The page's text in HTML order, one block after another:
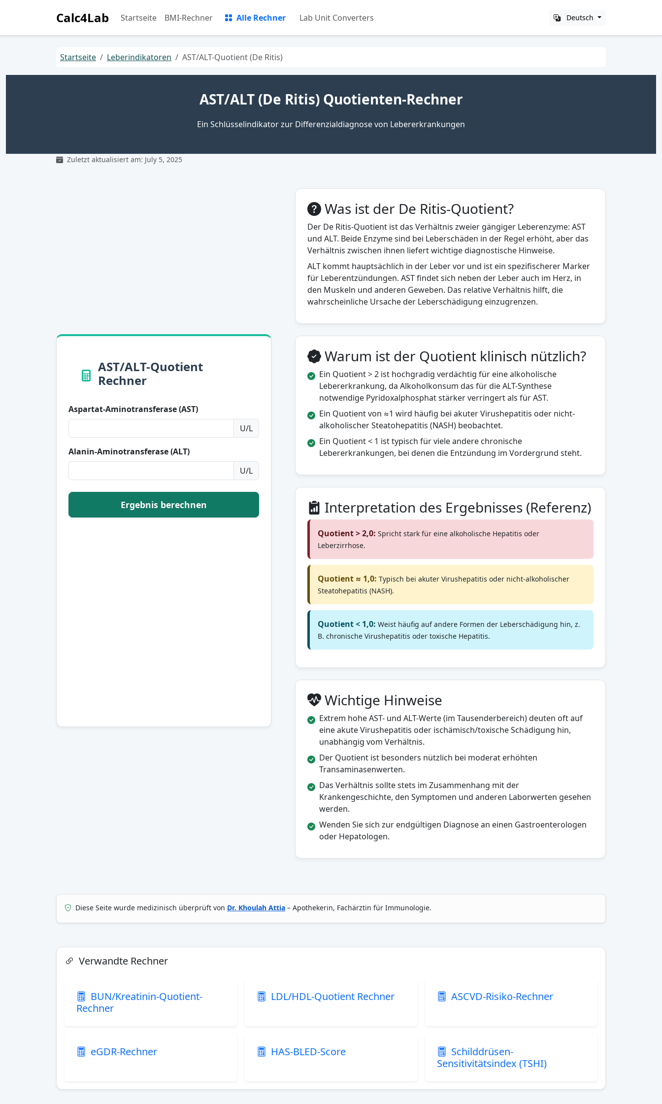
Calc4Lab Deutsch
Startseite BMI-Rechner Alle Rechner Lab Unit Converters
Startseite Leberindikatoren AST/ALT-Quotient (De Ritis)
AST/ALT (De Ritis) Quotienten-Rechner
Ein Schlüsselindikator zur Differenzialdiagnose von Lebererkrankungen
Zuletzt aktualisiert am: July 5, 2025
AST/ALT-Quotient
Rechner
Aspartat-Aminotransferase (AST)
U/L
Alanin-Aminotransferase (ALT)
U/L
Ergebnis berechnen
Was ist der De Ritis-Quotient?
Der De Ritis-Quotient ist das Verhältnis zweier gängiger Leberenzyme: AST
und ALT. Beide Enzyme sind bei Leberschäden in der Regel erhöht, aber das
Verhältnis zwischen ihnen liefert wichtige diagnostische Hinweise.
ALT kommt hauptsächlich in der Leber vor und ist ein spezifischerer Marker
für Leberentzündungen. AST findet sich neben der Leber auch im Herz, in
den Muskeln und anderen Geweben. Das relative Verhältnis hilft, die
wahrscheinliche Ursache der Leberschädigung einzugrenzen.
Warum ist der Quotient klinisch nützlich?
Ein Quotient > 2 ist hochgradig verdächtig für eine alkoholische
Lebererkrankung, da Alkoholkonsum das für die ALT-Synthese
notwendige Pyridoxalphosphat stärker verringert als für AST.
Ein Quotient von ≈1 wird häufig bei akuter Virushepatitis oder nicht-
alkoholischer Steatohepatitis (NASH) beobachtet.
Ein Quotient < 1 ist typisch für viele andere chronische
Lebererkrankungen, bei denen die Entzündung im Vordergrund steht.
Interpretation des Ergebnisses (Referenz)
Quotient > 2,0: Spricht stark für eine alkoholische Hepatitis oder
Leberzirrhose.
Quotient ≈ 1,0: Typisch bei akuter Virushepatitis oder nicht-alkoholischer
Steatohepatitis (NASH).
Quotient < 1,0: Weist häufig auf andere Formen der Leberschädigung hin, z.
B. chronische Virushepatitis oder toxische Hepatitis.
Wichtige Hinweise
Extrem hohe AST- und ALT-Werte (im Tausenderbereich) deuten oft auf
eine akute Virushepatitis oder ischämisch/toxische Schädigung hin,
unabhängig vom Verhältnis.
Der Quotient ist besonders nützlich bei moderat erhöhten
Transaminasenwerten.
Das Verhältnis sollte stets im Zusammenhang mit der
Krankengeschichte, den Symptomen und anderen Laborwerten gesehen
werden.
Wenden Sie sich zur endgültigen Diagnose an einen Gastroenterologen
oder Hepatologen.
Diese Seite wurde medizinisch überprüft von Dr. Khoulah Attia – Apothekerin, Fachärztin für Immunologie.
Verwandte Rechner
BUN/Kreatinin-Quotient-
Rechner
LDL/HDL-Quotient Rechner ASCVD-Risiko-Rechner
eGDR-Rechner HAS-BLED-Score
Schilddrüsen-
Sensitivitätsindex (TSHI)